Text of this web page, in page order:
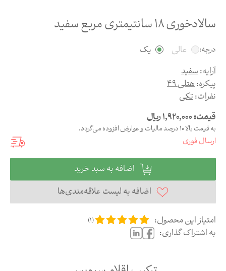
سالادخوری 18 سانتیمتری مربع سفید
درجه: عالی
یک
آرایه:سفید
پیکره:هتلی 49
نفرات:تکی
قیمت:1,920,000ریال
به قیمت بالا 10 درصد مالیات و عوارض افزوده می‌گردد.
ارسال فوری
اضافه به سبد خرید
اضافه به لیست علاقه‌مندی‌ها
امتیاز این محصول:
(
1
)
به اشتراک گذاری: